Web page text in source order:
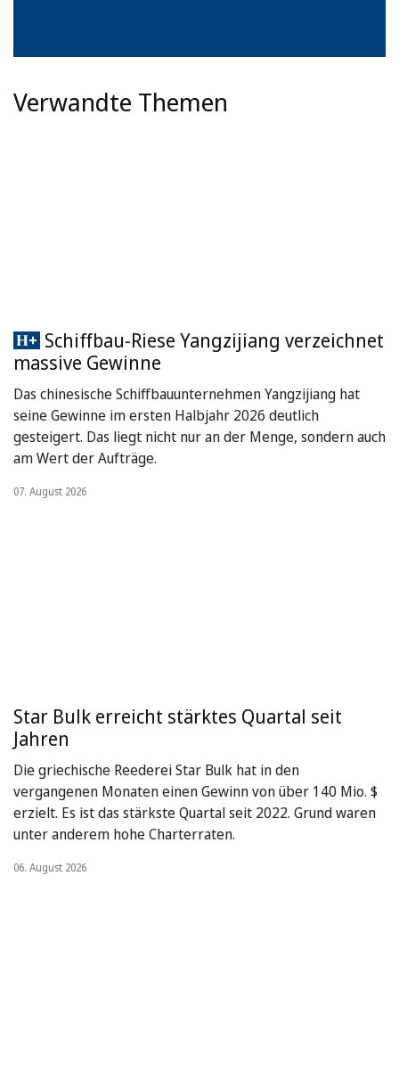
Verwandte Themen
Schiffbau-Riese Yangzijiang verzeichnet
massive Gewinne
Das chinesische Schiffbauunternehmen Yangzijiang hat
seine Gewinne im ersten Halbjahr 2026 deutlich
gesteigert. Das liegt nicht nur an der Menge, sondern auch
am Wert der Aufträge.
07. August 2026
Star Bulk erreicht stärktes Quartal seit
Jahren
Die griechische Reederei Star Bulk hat in den
vergangenen Monaten einen Gewinn von über 140 Mio. $
erzielt. Es ist das stärkste Quartal seit 2022. Grund waren
unter anderem hohe Charterraten.
06. August 2026